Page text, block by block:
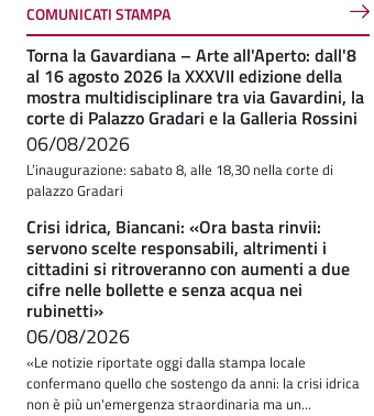
COMUNICATI STAMPA
Torna la Gavardiana – Arte all'Aperto: dall'8
al 16 agosto 2026 la XXXVII edizione della
mostra multidisciplinare tra via Gavardini, la
corte di Palazzo Gradari e la Galleria Rossini
06/08/2026
L’inaugurazione: sabato 8, alle 18,30 nella corte di
palazzo Gradari
Crisi idrica, Biancani: «Ora basta rinvii:
servono scelte responsabili, altrimenti i
cittadini si ritroveranno con aumenti a due
cifre nelle bollette e senza acqua nei
rubinetti»
06/08/2026
«Le notizie riportate oggi dalla stampa locale
confermano quello che sostengo da anni: la crisi idrica
non è più un'emergenza straordinaria ma un...